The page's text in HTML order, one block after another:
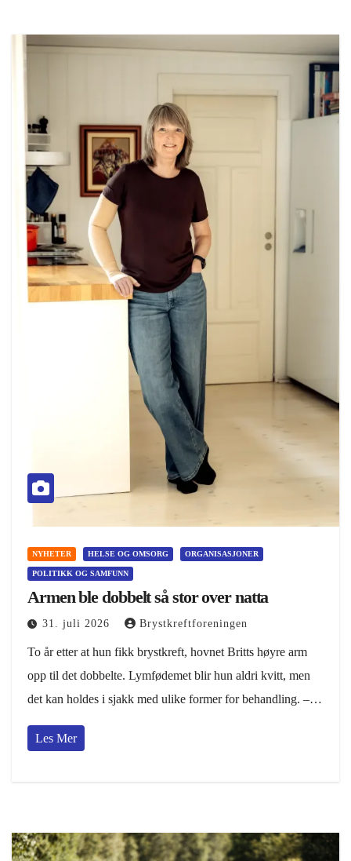
NYHETER HELSE OG OMSORG ORGANISASJONER
POLITIKK OG SAMFUNN
Armen ble dobbelt så stor over natta
31. juli 2026 Brystkreftforeningen
To år etter at hun fikk brystkreft, hovnet Britts høyre arm
opp til det dobbelte. Lymfødemet blir hun aldri kvitt, men
det kan holdes i sjakk med ulike former for behandling. –…
Les Mer